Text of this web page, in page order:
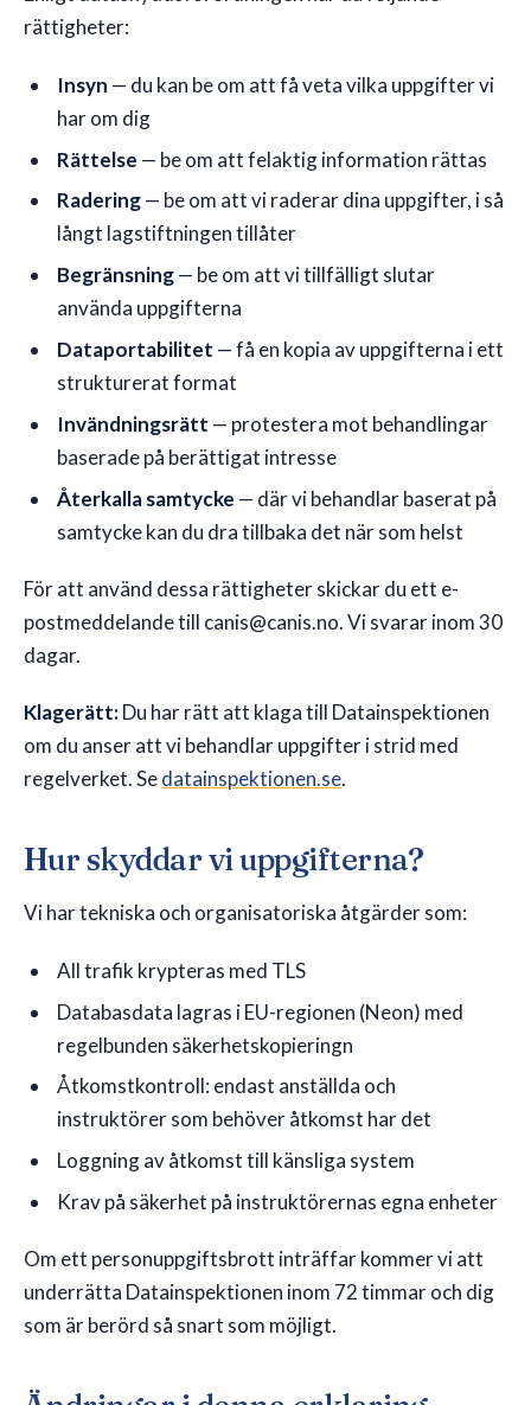
rättigheter:
Insyn — du kan be om att få veta vilka uppgifter vi
har om dig
Rättelse — be om att felaktig information rättas
Radering— be om att vi raderar dina uppgifter, i så
långt lagstiftningen tillåter
Begränsning— be om att vi tillfälligt slutar
använda uppgifterna
Dataportabilitet — få en kopia av uppgifterna i ett
strukturerat format
Invändningsrätt — protestera mot behandlingar
baserade på berättigat intresse
Återkalla samtycke — där vi behandlar baserat på
samtycke kan du dra tillbaka det när som helst
För att använd dessa rättigheter skickar du ett e-
postmeddelande till canis@canis.no. Vi svarar inom 30
dagar.
Klagerätt:Du har rätt att klaga till Datainspektionen
om du anser att vi behandlar uppgifter i strid med
regelverket. Sedatainspektionen.se.
Hur skyddar vi uppgifterna?
Vi har tekniska och organisatoriska åtgärder som:
All trafik krypteras med TLS
Databasdata lagras i EU-regionen (Neon) med
regelbunden säkerhetskopieringn
Åtkomstkontroll: endast anställda och
instruktörer som behöver åtkomst har det
Loggning av åtkomst till känsliga system
Krav på säkerhet på instruktörernas egna enheter
Om ett personuppgiftsbrott inträffar kommer vi att
underrätta Datainspektionen inom 72 timmar och dig
som är berörd så snart som möjligt.